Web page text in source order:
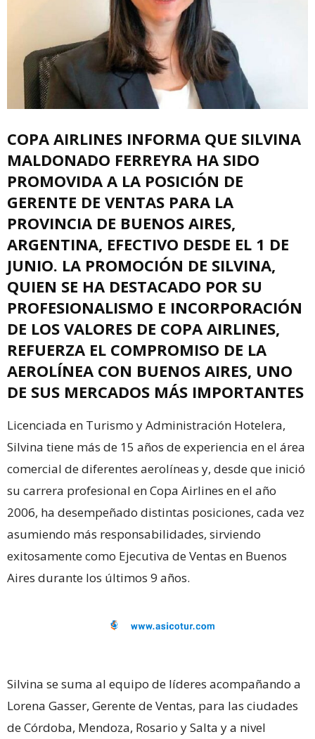
COPA AIRLINES INFORMA QUE SILVINA
MALDONADO FERREYRA HA SIDO
PROMOVIDA A LA POSICIÓN DE
GERENTE DE VENTAS PARA LA
PROVINCIA DE BUENOS AIRES,
ARGENTINA, EFECTIVO DESDE EL 1 DE
JUNIO. LA PROMOCIÓN DE SILVINA,
QUIEN SE HA DESTACADO POR SU
PROFESIONALISMO E INCORPORACIÓN
DE LOS VALORES DE COPA AIRLINES,
REFUERZA EL COMPROMISO DE LA
AEROLÍNEA CON BUENOS AIRES, UNO
DE SUS MERCADOS MÁS IMPORTANTES
Licenciada en Turismo y Administración Hotelera,
Silvina tiene más de 15 años de experiencia en el área
comercial de diferentes aerolíneas y, desde que inició
su carrera profesional en Copa Airlines en el año
2006, ha desempeñado distintas posiciones, cada vez
asumiendo más responsabilidades, sirviendo
exitosamente como Ejecutiva de Ventas en Buenos
Aires durante los últimos 9 años.
Silvina se suma al equipo de líderes acompañando a
Lorena Gasser, Gerente de Ventas, para las ciudades
de Córdoba, Mendoza, Rosario y Salta y a nivel